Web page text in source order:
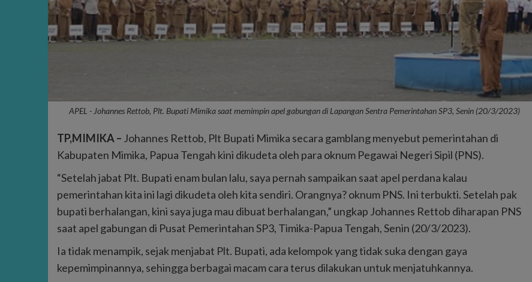
APEL - Johannes Rettob, Plt. Bupati Mimika saat memimpin apel gabungan di Lapangan Sentra Pemerintahan SP3, Senin (20/3/2023)
TP,MIMIKA – Johannes Rettob, Plt Bupati Mimika secara gamblang menyebut pemerintahan di
Kabupaten Mimika, Papua Tengah kini dikudeta oleh para oknum Pegawai Negeri Sipil (PNS).
“Setelah jabat Plt. Bupati enam bulan lalu, saya pernah sampaikan saat apel perdana kalau
pemerintahan kita ini lagi dikudeta oleh kita sendiri. Orangnya? oknum PNS. Ini terbukti. Setelah pak
bupati berhalangan, kini saya juga mau dibuat berhalangan,” ungkap Johannes Rettob diharapan PNS
saat apel gabungan di Pusat Pemerintahan SP3, Timika-Papua Tengah, Senin (20/3/2023).
Ia tidak menampik, sejak menjabat Plt. Bupati, ada kelompok yang tidak suka dengan gaya
kepemimpinannya, sehingga berbagai macam cara terus dilakukan untuk menjatuhkannya.